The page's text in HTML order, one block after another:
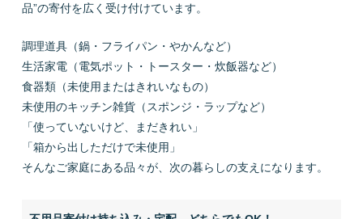
品”の寄付を広く受け付けています。
調理道具（鍋・フライパン・やかんなど）
生活家電（電気ポット・トースター・炊飯器など）
食器類（未使用またはきれいなもの）
未使用のキッチン雑貨（スポンジ・ラップなど）
「使っていないけど、まだきれい」
「箱から出しただけで未使用」
そんなご家庭にある品々が、次の暮らしの支えになります。